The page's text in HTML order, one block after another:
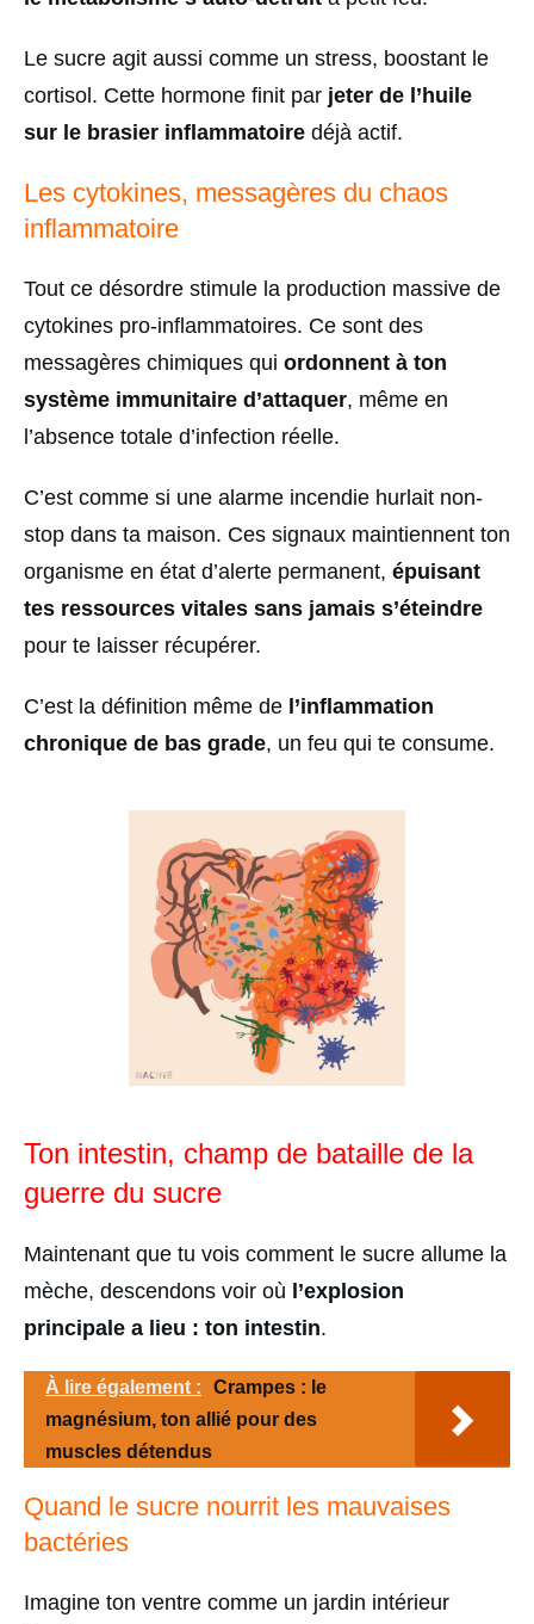
Le sucre agit aussi comme un stress, boostant le
cortisol. Cette hormone finit par jeter de l’huile
sur le brasier inflammatoire déjà actif.
Les cytokines, messagères du chaos
inflammatoire
Tout ce désordre stimule la production massive de
cytokines pro-inflammatoires. Ce sont des
messagères chimiques qui ordonnent à ton
système immunitaire d’attaquer, même en
l’absence totale d’infection réelle.
C’est comme si une alarme incendie hurlait non-
stop dans ta maison. Ces signaux maintiennent ton
organisme en état d’alerte permanent, épuisant
tes ressources vitales sans jamais s’éteindre
pour te laisser récupérer.
C’est la définition même de l’inflammation
chronique de bas grade, un feu qui te consume.
Ton intestin, champ de bataille de la
guerre du sucre
Maintenant que tu vois comment le sucre allume la
mèche, descendons voir où l’explosion
principale a lieu : ton intestin.
À lire également :
Crampes : le
magnésium, ton allié pour des
muscles détendus
Quand le sucre nourrit les mauvaises
bactéries
Imagine ton ventre comme un jardin intérieur